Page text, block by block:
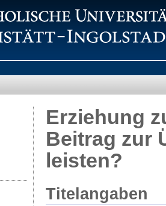
Erziehung
Beitrag zur
leisten?
Titelangaben